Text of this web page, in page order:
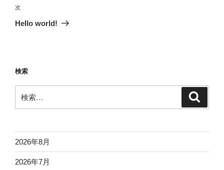
ビ
ゲ
ン
稿
次
の
次
Hello world!
検索
索:
2026年8月
2026年7月